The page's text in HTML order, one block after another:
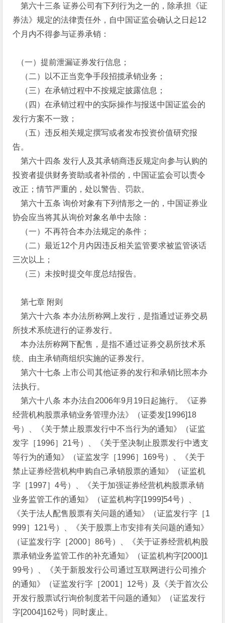
第六十三条 证券公司有下列行为之一的，除承担《证
券法》规定的法律责任外，自中国证监会确认之日起12
个月内不得参与证券承销：
（一）提前泄漏证券发行信息；
（二）以不正当竞争手段招揽承销业务；
（三）在承销过程中不按规定披露信息；
（四）在承销过程中的实际操作与报送中国证监会的
发行方案不一致；
（五）违反相关规定撰写或者发布投资价值研究报
告。
第六十四条 发行人及其承销商违反规定向参与认购的
投资者提供财务资助或者补偿的，中国证监会可以责令
改正；情节严重的，处以警告、罚款。
第六十五条 询价对象有下列情形之一的，中国证券业
协会应当将其从询价对象名单中去除：
（一）不再符合本办法规定的条件；
（二）最近12个月内因违反相关监管要求被监管谈话
三次以上；
（三）未按时提交年度总结报告。
第七章 附则
第六十六条 本办法所称网上发行，是指通过证券交易
所技术系统进行的证券发行。
本办法所称网下配售，是指不通过证券交易所技术系
统、由主承销商组织实施的证券发行。
第六十七条 上市公司其他证券的发行和承销比照本办
法执行。
第六十八条 本办法自2006年9月19日起施行。《证券
经营机构股票承销业务管理办法》（证委发[1996]18
号）、《关于禁止股票发行中不当行为的通知》（证监
发字［1996］21号）、《关于坚决制止股票发行中透支
等行为的通知》（证监发字［1996］169号）、《关于
禁止证券经营机构申购自己承销股票的通知》（证监机
字［1997］4号）、《关于加强证券经营机构股票承销
业务监管工作的通知》（证监机构字[1999]54号）、
《关于法人配售股票有关问题的通知》（证监发行字［1
999］121号）、《关于股票上市安排有关问题的通知》
（证监发行字［2000］86号）、《关于证券经营机构股
票承销业务监管工作的补充通知》（证监机构字[2000]1
99号）、《关于新股发行公司通过互联网进行公司推介
的通知》（证监发行字［2001］12号）及《关于首次公
开发行股票试行询价制度若干问题的通知》（证监发行
字[2004]162号）同时废止。